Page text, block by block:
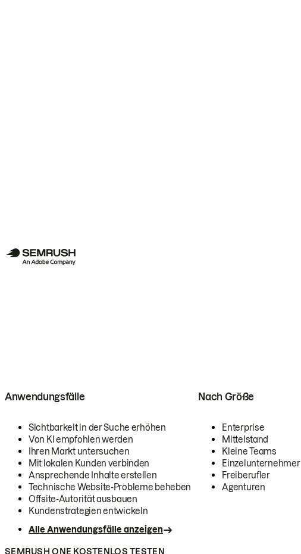
Anwendungsfälle
Sichtbarkeit in der Suche erhöhen
Von KI empfohlen werden
Ihren Markt untersuchen
Mit lokalen Kunden verbinden
Ansprechende Inhalte erstellen
Technische Website-Probleme beheben
Offsite-Autorität ausbauen
Kundenstrategien entwickeln
Alle Anwendungsfälle anzeigen
Nach Größe
Enterprise
Mittelstand
Kleine Teams
Einzelunternehmer
Freiberufler
Agenturen
SEMRUSH ONE KOSTENLOS TESTEN